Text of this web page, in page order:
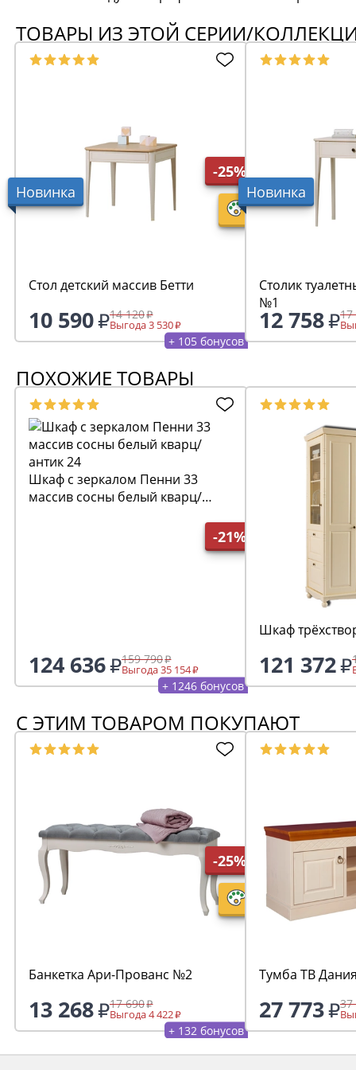
ТОВАРЫ ИЗ ЭТОЙ СЕРИИ/
Новинка
-25%
Стол детский массив Бетти
10 590 14 120
Выгода 3 530
+ 105 бонусов
Новинка
Столик
№1
12 758 17
ПОХОЖИЕ ТОВАРЫ
-21%
Шкаф с зеркалом Пенни 33
массив сосны белый кварц/
124 636 159 790
Выгода 35 154
+ 1246 бонусов
Шкаф
121 372
С ЭТИМ ТОВАРОМ ПОКУПАЮТ
-25%
Банкетка Ари-Прованс №2
13 268 17 690
Выгода 4 422
+ 132 бонусов
Тумба ТВ
27 773 37